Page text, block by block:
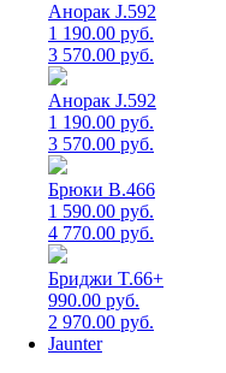
Анорак J.592
1 190.00 руб.
3 570.00 руб.
Анорак J.592
1 190.00 руб.
3 570.00 руб.
Брюки B.466
1 590.00 руб.
4 770.00 руб.
Бриджи T.66+
990.00 руб.
2 970.00 руб.
Jaunter